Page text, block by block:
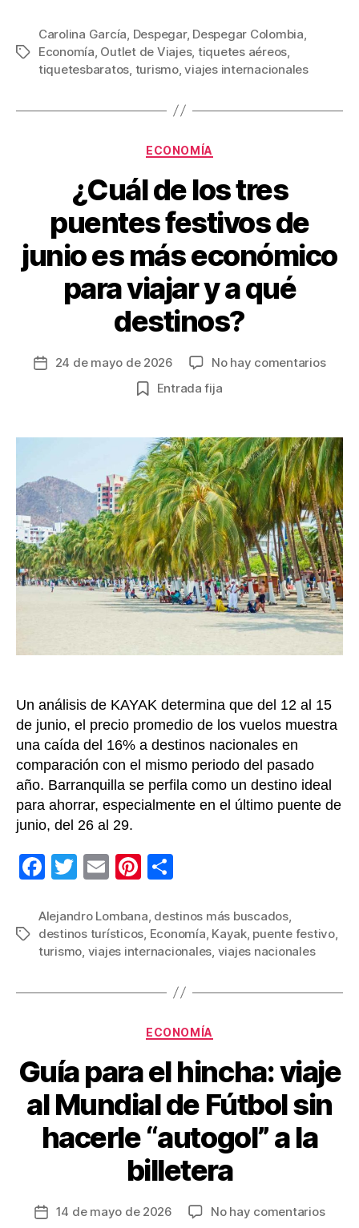
c
e
o
tt
er
ail er
e
m
p
tir
Etiquetas
Carolina García, Despegar, Despegar Colombia,
Economía, Outlet de Viajes, tiquetes aéreos,
tiquetesbaratos, turismo,viajes internacionales
Categorías
ECONOMÍA
¿Cuál de los tres
puentes festivos de
junio es más económico
para viajar y a qué
destinos?
Fecha24 de mayo de 2026 No hay comentariosen
de
junio
es
más
para
viajar
y
a
Entrada fija
Un análisis de KAYAK determina que del 12 al 15
de junio, el precio promedio de los vuelos muestra
una caída del 16% a destinos nacionales en
comparación con el mismo periodo del pasado
año. Barranquilla se perfila como un destino ideal
para ahorrar, especialmente en el último puente de
junio, del 26 al 29.
F
c
e
o
T
tt
er
E
ail
Pi
er
e
m
p
tir
Etiquetas
Alejandro Lombana, destinos más buscados,
destinos turísticos, Economía, Kayak, puente festivo,
turismo, viajes internacionales, viajes nacionales
Categorías
ECONOMÍA
Guía para el hincha: viaje
al Mundial de Fútbol sin
hacerle “autogol” a la
billetera
Fecha14 de mayo de 2026 No hay comentariosen